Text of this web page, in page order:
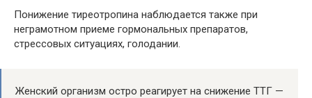
Понижение тиреотропина наблюдается также при
неграмотном приеме гормональных препаратов,
стрессовых ситуациях, голодании.
Женский организм остро реагирует на снижение ТТГ —